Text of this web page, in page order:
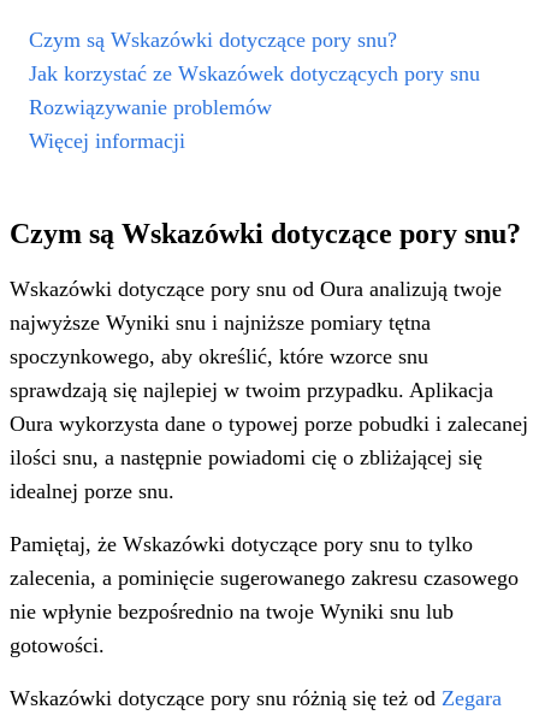
Czym są Wskazówki dotyczące pory snu?
Jak korzystać ze Wskazówek dotyczących pory snu
Rozwiązywanie problemów
Więcej informacji
Czym są Wskazówki dotyczące pory snu?
Wskazówki dotyczące pory snu od Oura analizują twoje
najwyższe Wyniki snu i najniższe pomiary tętna
spoczynkowego, aby określić, które wzorce snu
sprawdzają się najlepiej w twoim przypadku. Aplikacja
Oura wykorzysta dane o typowej porze pobudki i zalecanej
ilości snu, a następnie powiadomi cię o zbliżającej się
idealnej porze snu.
Pamiętaj, że Wskazówki dotyczące pory snu to tylko
zalecenia, a pominięcie sugerowanego zakresu czasowego
nie wpłynie bezpośrednio na twoje Wyniki snu lub
gotowości.
Wskazówki dotyczące pory snu różnią się też od Zegara